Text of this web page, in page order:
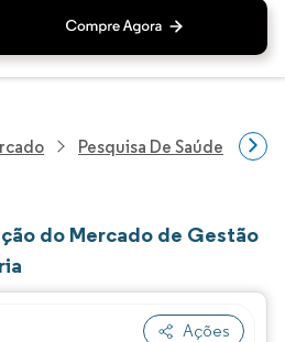
Pesquisa De Saúde
do Mercado de Gestão
Ações